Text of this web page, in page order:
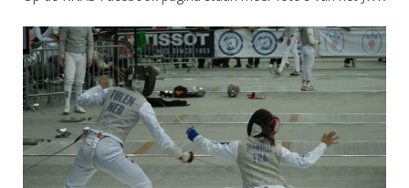
NK organiseren
Promotie en logo
Geschiedenis van het schermen